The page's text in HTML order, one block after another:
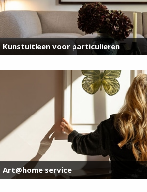
Kunstuitleen voor particulieren
Art@home service